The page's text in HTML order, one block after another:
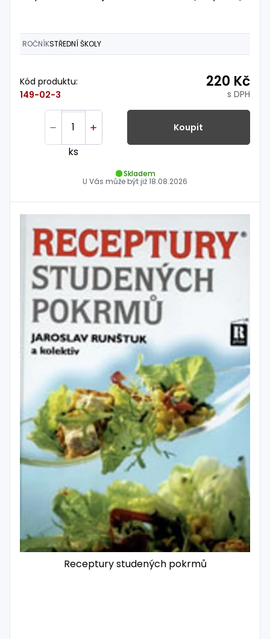
ROČNÍKSTŘEDNÍ ŠKOLY
Kód produktu:
149-02-3
220 Kč
s DPH
ks
Koupit
Skladem
U Vás může být již18.08.2026
Receptury studených pokrmů